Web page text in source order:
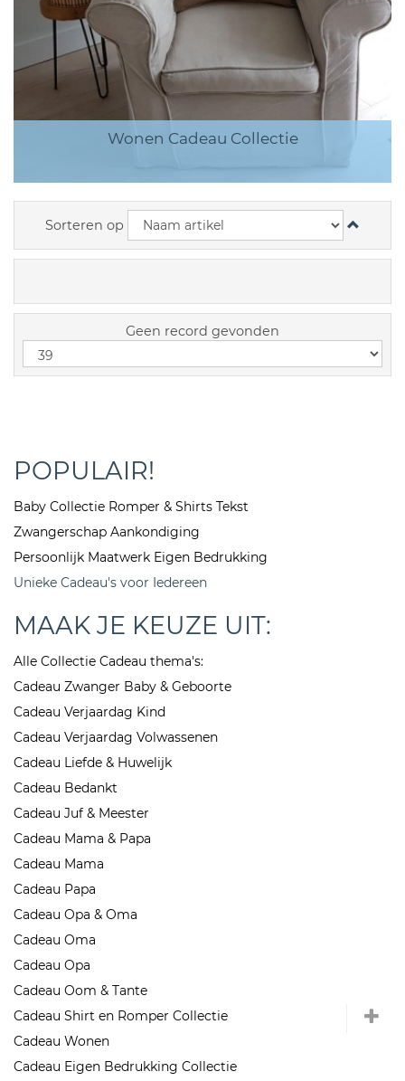
Wonen Cadeau Collectie
Sorteren op
Geen record gevonden
POPULAIR!
Baby Collectie Romper & Shirts Tekst
Zwangerschap Aankondiging
Persoonlijk Maatwerk Eigen Bedrukking
Unieke Cadeau's voor Iedereen
MAAK JE KEUZE UIT:
Alle Collectie Cadeau thema's:
Cadeau Zwanger Baby & Geboorte
Cadeau Verjaardag Kind
Cadeau Verjaardag Volwassenen
Cadeau Liefde & Huwelijk
Cadeau Bedankt
Cadeau Juf & Meester
Cadeau Mama & Papa
Cadeau Mama
Cadeau Papa
Cadeau Opa & Oma
Cadeau Oma
Cadeau Opa
Cadeau Oom & Tante
Cadeau Shirt en Romper Collectie
Cadeau Wonen
Cadeau Eigen Bedrukking Collectie